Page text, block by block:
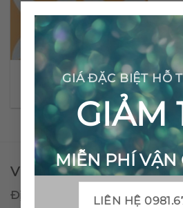
GIÁ ĐẶC BIỆT HỖ
GIẢM
MIỄN PHÍ VẬN
LIÊN HỆ
Gạch bông cổ điển CTS
6.13
VPĐD - CTY TNHH GẠCH
Địa chỉ:
CCN Quán Lát, Xã Đức